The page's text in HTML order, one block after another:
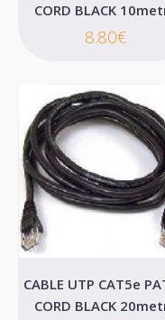
CABLE UTP
CORD BLACK
8.80€
CABLE UTP CAT5e
CORD BLACK